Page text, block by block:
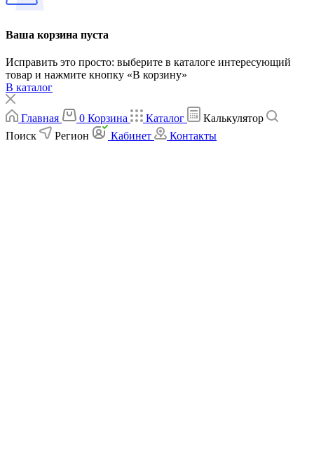
Ваша корзина пуста
Исправить это просто: выберите в каталоге интересующий
товар и нажмите кнопку «В корзину»
В каталог
Главная 0 Корзина Каталог
Калькулятор
Поиск
Регион Кабинет Контакты